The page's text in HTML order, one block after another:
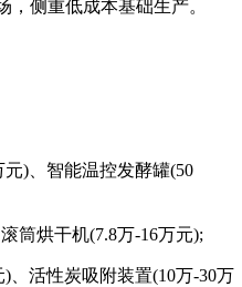
侧重低成本基础生产。
)、智能温控发酵罐(50
筒烘干机(7.8万-16万元);
、活性炭吸附装置(10万-30万